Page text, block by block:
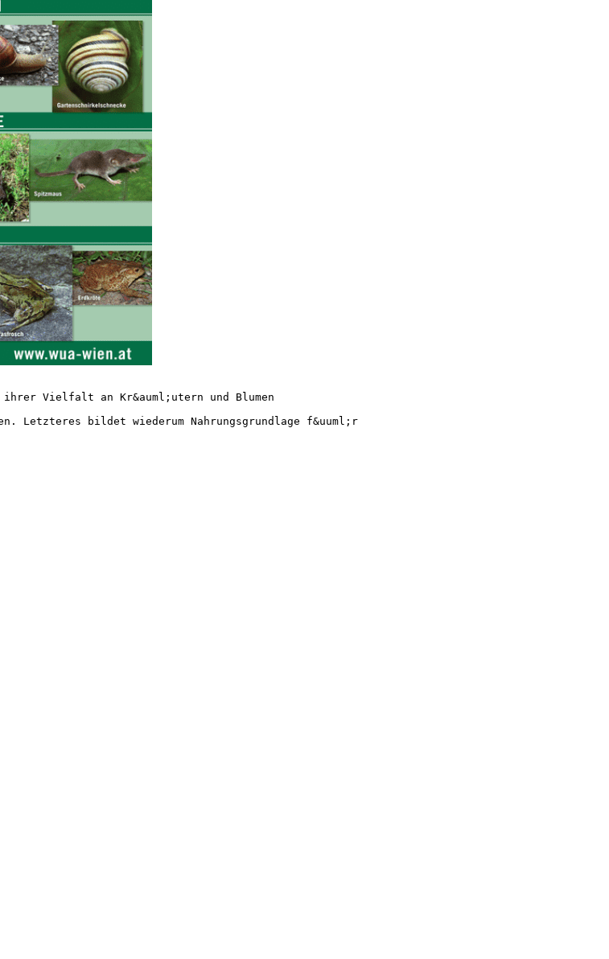
ihrer Vielfalt an Kr&auml;utern und Blumen
bildet wiederum Nahrungsgrundlage f&uuml;r